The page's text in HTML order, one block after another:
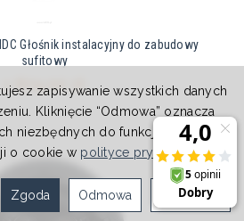
Głośnik instalacyjny do zabudowy
sufitowy
1 879,00 zł
zapisywanie wszystkich danych
Kliknięcie “Odmowa” oznacza
niezbędnych do funkcjonowania
o cookie w polityce prywatności.
Ustawienia
Odmowa
Zgoda